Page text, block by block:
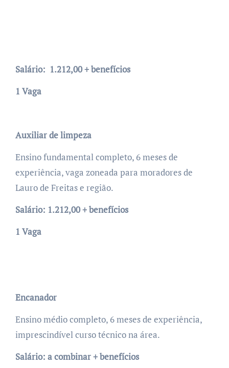
Salário: 1.212,00 + benefícios
1 Vaga
Auxiliar de limpeza
Ensino fundamental completo, 6 meses de
experiência, vaga zoneada para moradores de
Lauro de Freitas e região.
Salário: 1.212,00 + benefícios
1 Vaga
Encanador
Ensino médio completo, 6 meses de experiência,
imprescindível curso técnico na área.
Salário: a combinar + benefícios